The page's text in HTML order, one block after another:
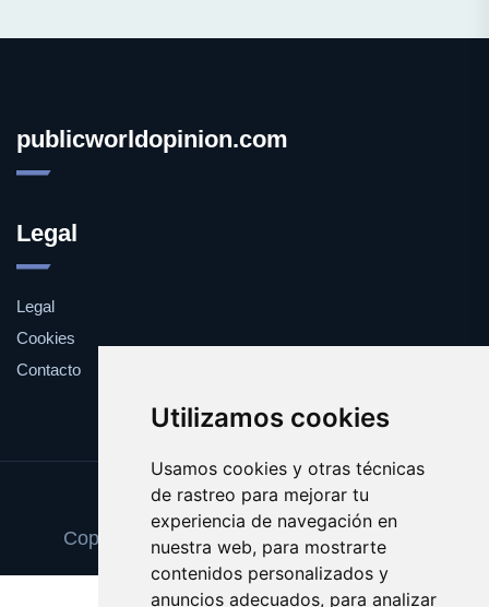
Utilizamos cookies
Usamos cookies y otras técnicas
de rastreo para mejorar tu
experiencia de navegación en
nuestra web, para mostrarte
contenidos personalizados y
anuncios adecuados, para analizar
publicworldopinion.com
Legal
Legal
Cookies
Contacto
Update cookies preferences
Copyright © 2025 publicworldopinion.com